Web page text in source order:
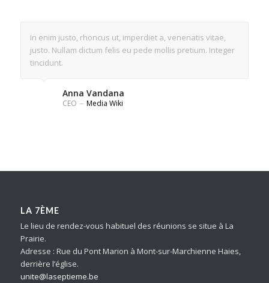
In enim justo, rhoncus ut, imperdiet a, venenatis vitae,
justo. Nullam dictum felis eu pede mollis pretium. Integer
tincidunt.
Anna Vandana
CEO – Media Wiki
LA 7ÈME
Le lieu de rendez-vous habituel des réunions se situe à La
Prairie.
Adresse : Rue du Pont Marion à Mont-sur-Marchienne Haies,
derrière l’église.
unite@laseptieme.be